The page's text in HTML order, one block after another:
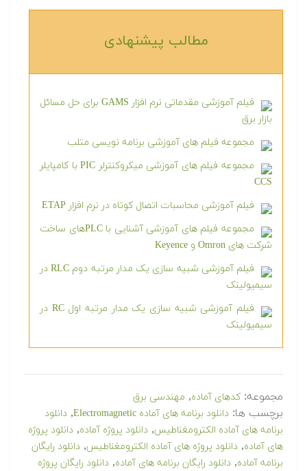
مطالب پیشنهادی‎
فیلم آموزشی مقدماتی نرم افزار GAMS برای حل مسائل
بازار برق
مجموعه فیلم های آموزشی برنامه نویسی متلب
مجموعه فیلم های آموزشی میکروکنترلر PIC با کامپایلر
CCS
فیلم آموزشی محاسبات اتصال کوتاه در نرم افزار ETAP
مجموعه فیلم های آموزشی آشنایی با PLCهای ساخت
شرکت های Omron و Keyence
فیلم آموزشی شبیه سازی یک مدار مرتبه دوم RLC در
سیمیولینک
فیلم آموزشی شبیه سازی یک مدار مرتبه اول RC در
سیمیولینک
مجموعه:کدهای آماده, مهندسی برق
برچسب ها: دانلود برنامه های آماده Electromagnetic , دانلود
برنامه های آماده الکترومغناطیس, دانلود پروژه آماده, دانلود پروژه
های آماده, دانلود پروژه های آماده الکترومغناطیس, دانلود رایگان
برنامه آماده, دانلود رایگان برنامه های آماده, دانلود رایگان پروژه